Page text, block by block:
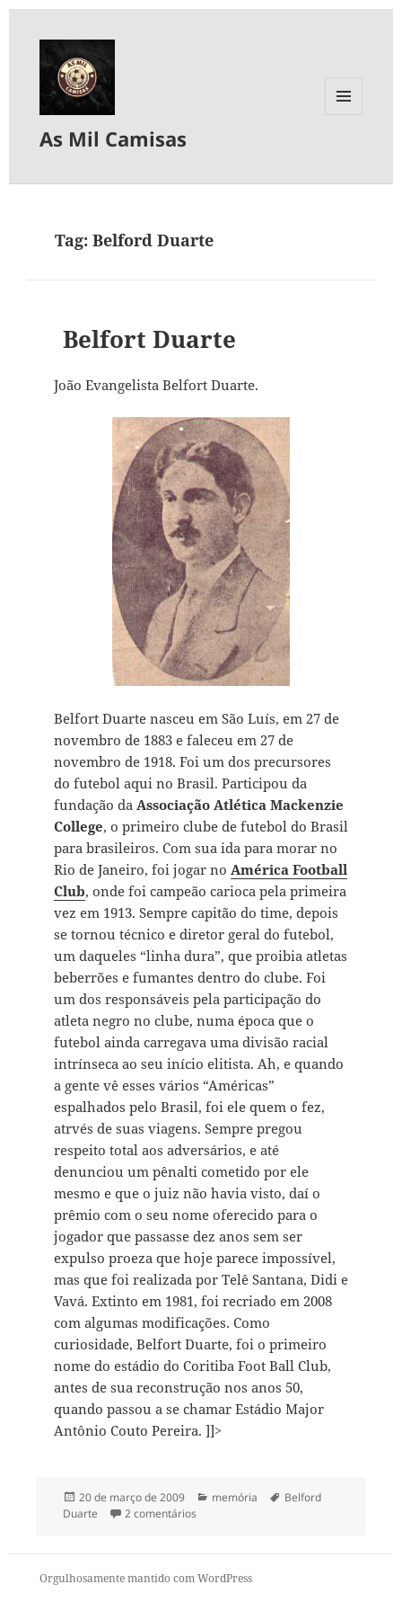
As Mil Camisas
Tag:Belford Duarte
Belfort Duarte
João Evangelista Belfort Duarte.
Belfort Duarte nasceu em São Luís, em 27 de
novembro de 1883 e faleceu em 27 de
novembro de 1918. Foi um dos precursores
do futebol aqui no Brasil. Participou da
fundação da Associação Atlética Mackenzie
College, o primeiro clube de futebol do Brasil
para brasileiros. Com sua ida para morar no
Rio de Janeiro, foi jogar no América Football
Club, onde foi campeão carioca pela primeira
vez em 1913. Sempre capitão do time, depois
se tornou técnico e diretor geral do futebol,
um daqueles “linha dura”, que proibia atletas
beberrões e fumantes dentro do clube. Foi
um dos responsáveis pela participação do
atleta negro no clube, numa época que o
futebol ainda carregava uma divisão racial
intrínseca ao seu início elitista. Ah, e quando
a gente vê esses vários “Américas”
espalhados pelo Brasil, foi ele quem o fez,
atrvés de suas viagens. Sempre pregou
respeito total aos adversários, e até
denunciou um pênalti cometido por ele
mesmo e que o juiz não havia visto, daí o
prêmio com o seu nome oferecido para o
jogador que passasse dez anos sem ser
expulso proeza que hoje parece impossível,
mas que foi realizada por Telê Santana, Didi e
Vavá. Extinto em 1981, foi recriado em 2008
com algumas modificações. Como
curiosidade, Belfort Duarte, foi o primeiro
nome do estádio do Coritiba Foot Ball Club,
antes de sua reconstrução nos anos 50,
quando passou a se chamar Estádio Major
Antônio Couto Pereira. ]]>
Publicado
em
20 de março de 2009 Categorias
memória Tags
Belford
Duarte
2 comentáriosem Belfort Duarte
Orgulhosamente mantido com WordPress